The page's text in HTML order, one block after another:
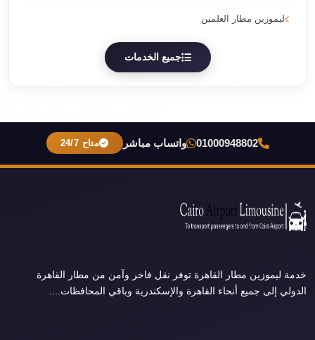
ليموزين مطار العلمين
جميع الخدمات
01000948802 واتساب مباشر متاح 24/7
خدمة ليموزين مطار القاهرة توفر نقل فاخر وآمن من مطار القاهرة
الدولي إلى جميع أنحاء القاهرة والإسكندرية وباقي المحافظات....